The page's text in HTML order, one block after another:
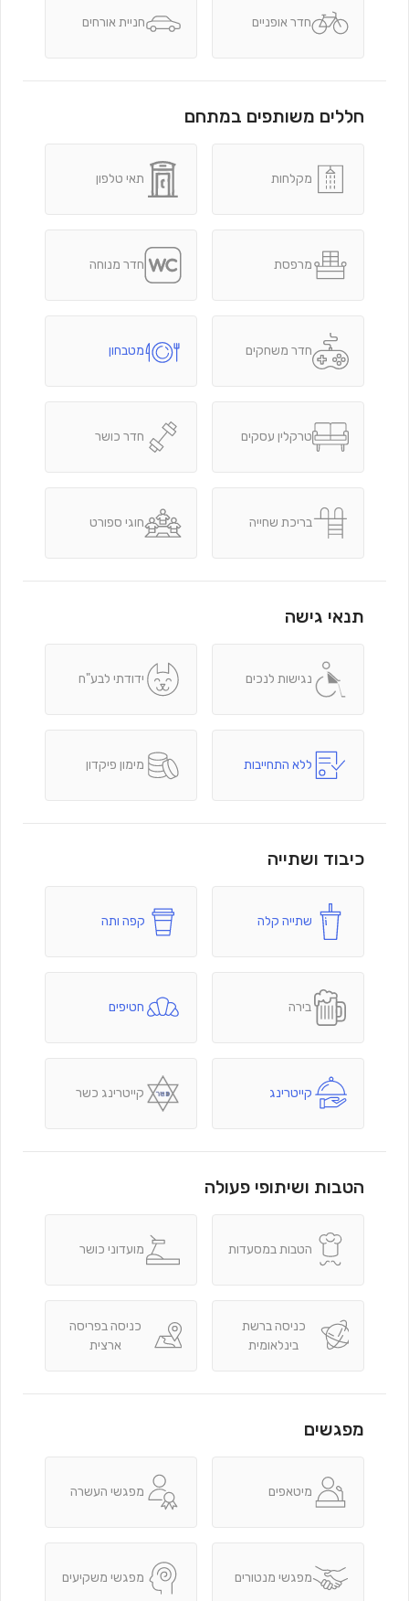
חדר אופניים חניית אורחים
חללים משותפים במתחם
מקלחות תאי טלפון
מרפסת חדר מנוחה
חדר משחקים מטבחון
טרקלין עסקים חדר כושר
בריכת שחייה חוגי ספורט
תנאי גישה
נגישות לנכים ידודתי לבע"ח
ללא התחייבות מימון פיקדון
כיבוד ושתייה
שתייה קלה קפה ותה
בירה חטיפים
קייטרינג קייטרינג כשר
הטבות ושיתופי פעולה
הטבות במסעדות מועדוני כושר
כניסה ברשת
בינלאומית
כניסה בפריסה
ארצית
מפגשים
מיטאפים מפגשי העשרה
מפגשי מנטורים מפגשי משקיעים